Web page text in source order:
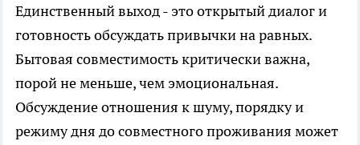
Единственный выход - это открытый диалог и
готовность обсуждать привычки на равных.
Бытовая совместимость критически важна,
порой не меньше, чем эмоциональная.
Обсуждение отношения к шуму, порядку и
режиму дня до совместного проживания может